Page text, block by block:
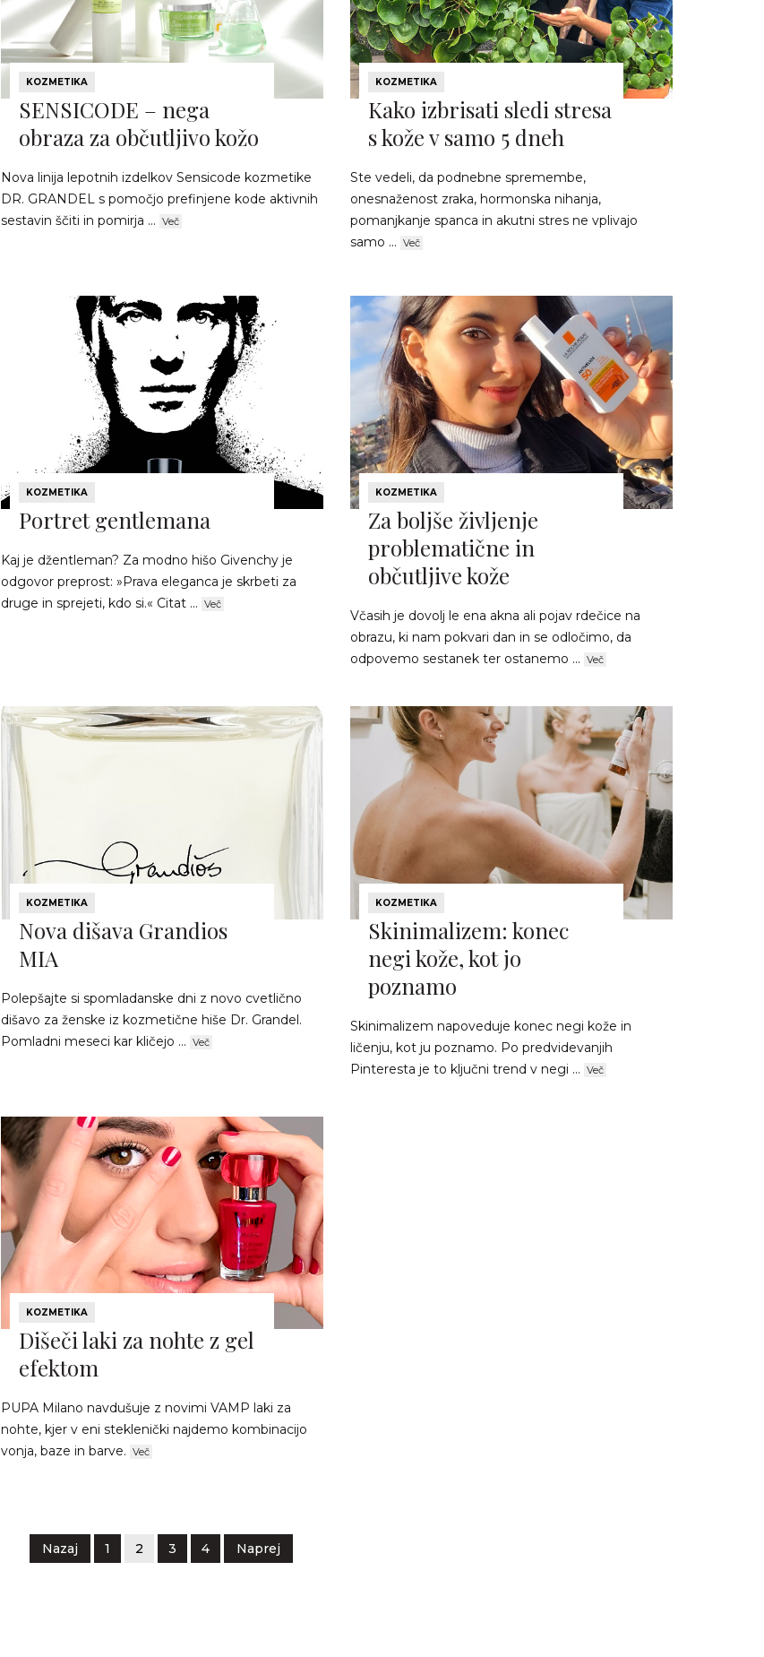
KOZMETIKA
SENSICODE – nega
obraza za občutljivo kožo
Nova linija lepotnih izdelkov Sensicode kozmetike
DR. GRANDEL s pomočjo prefinjene kode aktivnih
sestavin ščiti in pomirja ... Več
KOZMETIKA
Kako izbrisati sledi stresa
s kože v samo 5 dneh
Ste vedeli, da podnebne spremembe,
onesnaženost zraka, hormonska nihanja,
pomanjkanje spanca in akutni stres ne vplivajo
samo ... Več
KOZMETIKA
Portret gentlemana
Kaj je džentleman? Za modno hišo Givenchy je
odgovor preprost: »Prava eleganca je skrbeti za
druge in sprejeti, kdo si.« Citat ... Več
KOZMETIKA
Za boljše življenje
problematične in
občutljive kože
Včasih je dovolj le ena akna ali pojav rdečice na
obrazu, ki nam pokvari dan in se odločimo, da
odpovemo sestanek ter ostanemo ... Več
KOZMETIKA
Nova dišava Grandios
MIA
Polepšajte si spomladanske dni z novo cvetlično
dišavo za ženske iz kozmetične hiše Dr. Grandel.
Pomladni meseci kar kličejo ... Več
KOZMETIKA
Skinimalizem: konec
negi kože, kot jo
poznamo
Skinimalizem napoveduje konec negi kože in
ličenju, kot ju poznamo. Po predvidevanjih
Pinteresta je to ključni trend v negi ... Več
KOZMETIKA
Dišeči laki za nohte z gel
efektom
PUPA Milano navdušuje z novimi VAMP laki za
nohte, kjer v eni steklenički najdemo kombinacijo
vonja, baze in barve. Več
Nazaj 1 2 3 4 Naprej